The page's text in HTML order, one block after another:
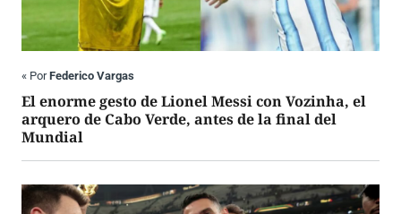
« PorFederico Vargas
El enorme gesto de Lionel Messi con Vozinha, el
arquero de Cabo Verde, antes de la final del
Mundial